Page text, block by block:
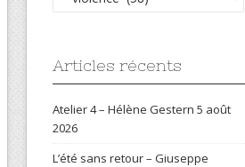
Articles récents
Atelier 4 – Hélène Gestern 5 août
2026
L’été sans retour – Giuseppe